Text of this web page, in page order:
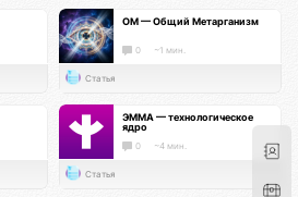
ОМ — Общий Метарганизм
0 ~1 мин.
Статья
ЭММА — технологическое
ядро
0 ~4 мин.
Статья